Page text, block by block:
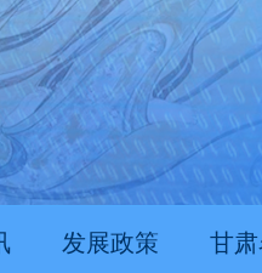
发展政策 甘